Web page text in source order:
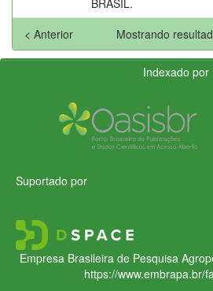
Mostrando
< Anterior
Indexado por
Suportado por
Empresa Brasileira de Pesquisa
https://www.embrapa.br/